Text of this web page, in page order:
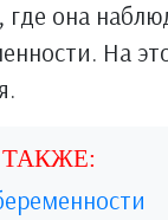
где она
На